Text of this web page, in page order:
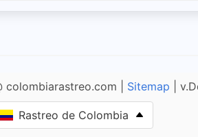
colombiarastreo.com | Sitemap |
Rastreo de Colombia